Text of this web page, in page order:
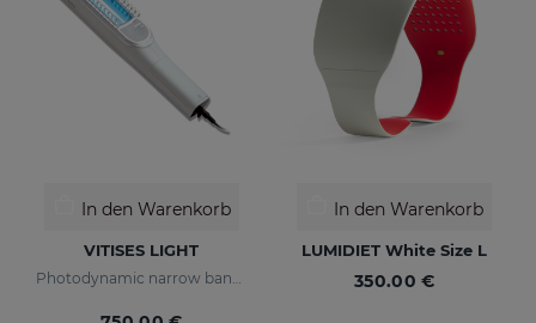
In den Warenkorb
VITISES LIGHT
Photodynamic narrow bandwidth therapy device
In den Warenkorb
LUMIDIET White Size L
350.00 €